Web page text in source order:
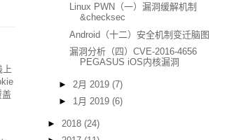
上
Linux PWN（一）漏洞缓解机制
&checksec
Android（十二）安全机制变迁脑图
漏洞分析（四）CVE-2016-4656
PEGASUS iOS内核漏洞
► 2月 2019 (7)
► 1月 2019 (6)
► 2018 (24)